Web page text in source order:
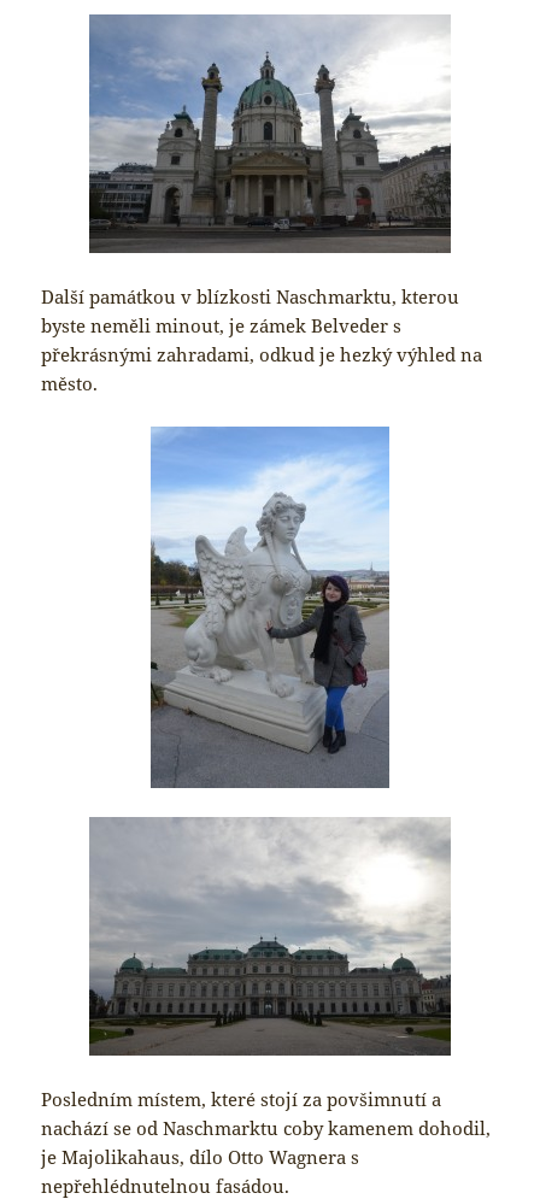
Další památkou v blízkosti Naschmarktu, kterou
byste neměli minout, je zámek Belveder s
překrásnými zahradami, odkud je hezký výhled na
město.
Posledním místem, které stojí za povšimnutí a
nachází se od Naschmarktu coby kamenem dohodil,
je Majolikahaus, dílo Otto Wagnera s
nepřehlédnutelnou fasádou.